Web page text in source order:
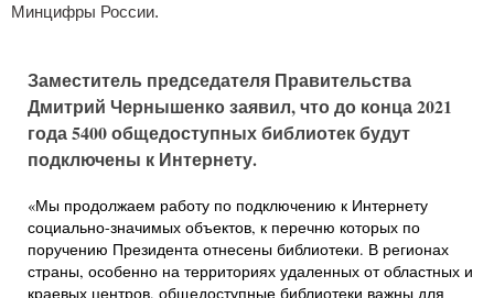
Минцифры России.
Заместитель председателя Правительства
Дмитрий Чернышенко заявил, что до конца 2021
года 5400 общедоступных библиотек будут
подключены к Интернету.
«Мы продолжаем работу по подключению к Интернету
социально-значимых объектов, к перечню которых по
поручению Президента отнесены библиотеки. В регионах
страны, особенно на территориях удаленных от областных и
краевых центров, общедоступные библиотеки важны для